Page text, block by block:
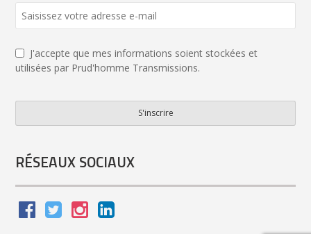
Website *
J'accepte que mes informations soient stockées et
utilisées par Prud'homme Transmissions.
S'inscrire
RÉSEAUX SOCIAUX